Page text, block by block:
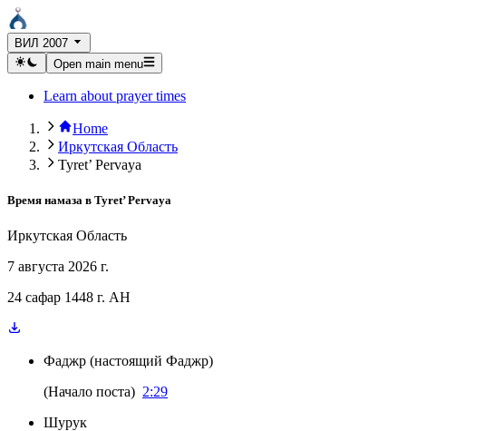
ВИЛ 2007
Open main menu
Learn about prayer times
Home
Иркутская Область
Tyret’ Pervaya
Время намаза в Tyret’ Pervaya
Иркутская Область
7 августа 2026 г.
24 сафар 1448 г. AH
Фаджр (настоящий Фаджр)
(Начало поста) 2:29
Шурук